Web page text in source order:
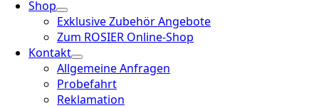
Shop
Exklusive Zubehör Angebote
Zum ROSIER Online-Shop
Kontakt
Allgemeine Anfragen
Probefahrt
Reklamation